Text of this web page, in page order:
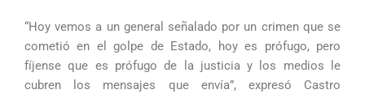
“Hoy vemos a un general señalado por un crimen que se
cometió en el golpe de Estado, hoy es prófugo, pero
fíjense que es prófugo de la justicia y los medios le
cubren los mensajes que envía”, expresó Castro